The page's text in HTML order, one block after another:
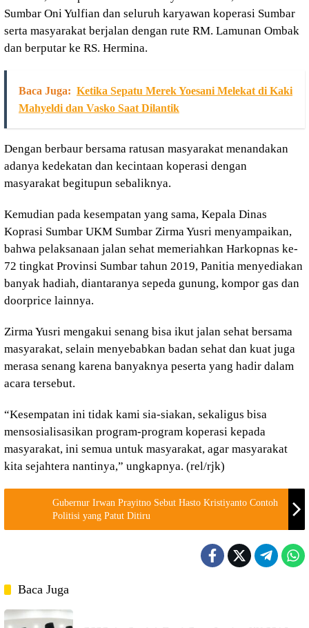
Sumbar Oni Yulfian dan seluruh karyawan koperasi Sumbar
serta masyarakat berjalan dengan rute RM. Lamunan Ombak
dan berputar ke RS. Hermina.
Baca Juga: Ketika Sepatu Merek Yoesani Melekat di Kaki
Mahyeldi dan Vasko Saat Dilantik
Dengan berbaur bersama ratusan masyarakat menandakan
adanya kedekatan dan kecintaan koperasi dengan
masyarakat begitupun sebaliknya.
Kemudian pada kesempatan yang sama, Kepala Dinas
Koprasi Sumbar UKM Sumbar Zirma Yusri menyampaikan,
bahwa pelaksanaan jalan sehat memeriahkan Harkopnas ke-
72 tingkat Provinsi Sumbar tahun 2019, Panitia menyediakan
banyak hadiah, diantaranya sepeda gunung, kompor gas dan
doorprice lainnya.
Zirma Yusri mengakui senang bisa ikut jalan sehat bersama
masyarakat, selain menyebabkan badan sehat dan kuat juga
merasa senang karena banyaknya peserta yang hadir dalam
acara tersebut.
“Kesempatan ini tidak kami sia-siakan, sekaligus bisa
mensosialisasikan program-program koperasi kepada
masyarakat, ini semua untuk masyarakat, agar masyarakat
kita sejahtera nantinya,” ungkapnya. (rel/rjk)
Gubernur Irwan Prayitno Sebut Hasto Kristiyanto Contoh
Politisi yang Patut Ditiru
Baca Juga